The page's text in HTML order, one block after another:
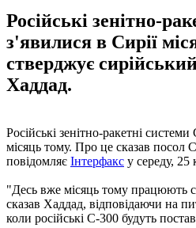
Російські зенітно-
з'явилися в Сирії
стверджує
Хаддад.
Російські зенітно-ракетні
місяць тому. Про це сказав посол
повідомляє Інтерфакс у середу, 25
"Десь вже місяць тому працюють
сказав Хаддад, відповідаючи на
коли російські С-300 будуть